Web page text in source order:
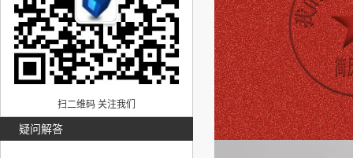
扫二维码 关注我们
疑问解答